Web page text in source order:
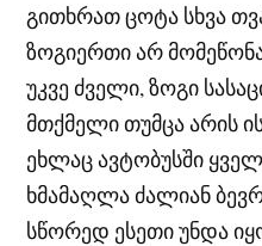
გითხრათ ცოტა სხვა
ზოგიერთი არ
უკვე ძველი, ზოგი
მთქმელი თუმცა არის
ეხლაც ავტობუსში
ხმამაღლა ძალიან
სწორედ ესეთი უნდა